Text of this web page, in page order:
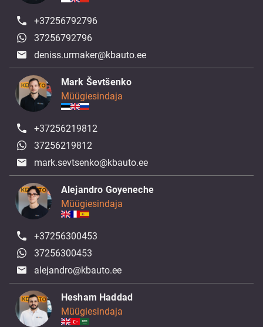
+37256792796
37256792796
deniss.urmaker@kbauto.ee
Mark Ševtšenko
Müügiesindaja
+37256219812
37256219812
mark.sevtsenko@kbauto.ee
Alejandro Goyeneche
Müügiesindaja
+37256300453
37256300453
alejandro@kbauto.ee
Hesham Haddad
Müügiesindaja